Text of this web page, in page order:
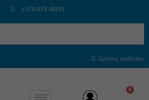
+370 679 48351
Gyvūnų viešbutis
0